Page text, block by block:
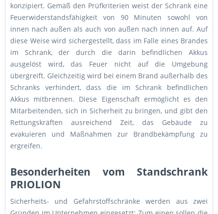
konzipiert. Gemäß den Prüfkriterien weist der Schrank eine
Feuerwiderstandsfähigkeit von 90 Minuten sowohl von
innen nach außen als auch von außen nach innen auf. Auf
diese Weise wird sichergestellt, dass im Falle eines Brandes
im Schrank, der durch die darin befindlichen Akkus
ausgelöst wird, das Feuer nicht auf die Umgebung
übergreift. Gleichzeitig wird bei einem Brand außerhalb des
Schranks verhindert, dass die im Schrank befindlichen
Akkus mitbrennen. Diese Eigenschaft ermöglicht es den
Mitarbeitenden, sich in Sicherheit zu bringen, und gibt den
Rettungskräften ausreichend Zeit, das Gebäude zu
evakuieren und Maßnahmen zur Brandbekämpfung zu
ergreifen.
Besonderheiten vom Standschrank
PRIOLION
Sicherheits- und Gefahrstoffschränke werden aus zwei